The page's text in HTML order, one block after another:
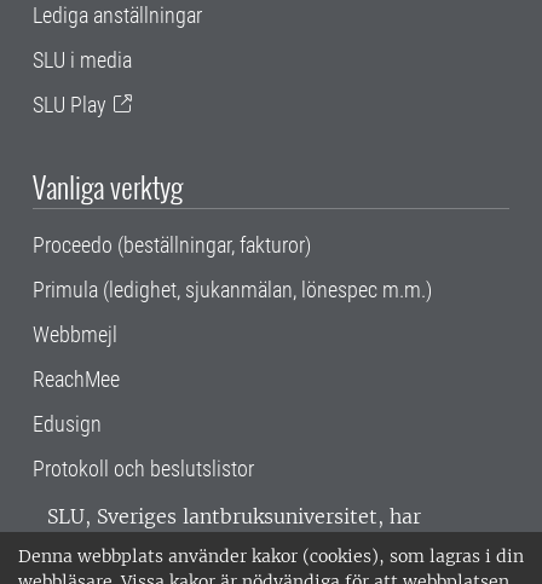
Denna webbplats använder kakor (cookies), som lagras i din
Lediga anställningar
SLU i media
SLU Play
Vanliga verktyg
Proceedo (beställningar, fakturor)
Primula (ledighet, sjukanmälan, lönespec m.m.)
Webbmejl
ReachMee
Edusign
Protokoll och beslutslistor
SLU, Sveriges lantbruksuniversitet, har
verksamhet över hela Sverige. Huvudorter är
Alnarp, Uppsala och Umeå.SLU är